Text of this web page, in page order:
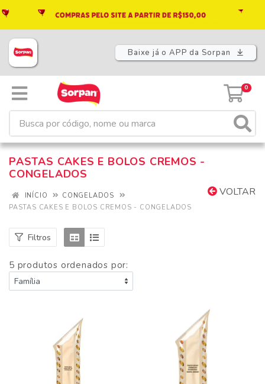
Baixe já o APP da Sorpan
0
PASTAS CAKES E BOLOS CREMOS -
CONGELADOS
VOLTAR
INÍCIO
CONGELADOS
PASTAS CAKES E BOLOS CREMOS - CONGELADOS
Filtros
5 produtos ordenados por: